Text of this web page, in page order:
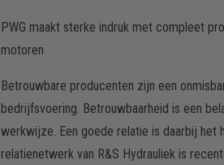
PWG maakt sterke indruk met compleet
motoren
Betrouwbare producenten zijn een
bedrijfsvoering. Betrouwbaarheid is een
werkwijze. Een goede relatie is daarbij het
relatienetwerk van R&S Hydrauliek is